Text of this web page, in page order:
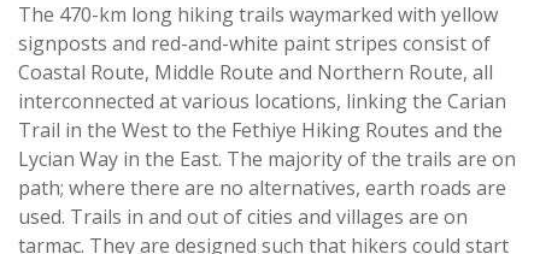
The 470-km long hiking trails waymarked with yellow
signposts and red-and-white paint stripes consist of
Coastal Route, Middle Route and Northern Route, all
interconnected at various locations, linking the Carian
Trail in the West to the Fethiye Hiking Routes and the
Lycian Way in the East. The majority of the trails are on
path; where there are no alternatives, earth roads are
used. Trails in and out of cities and villages are on
tarmac. They are designed such that hikers could start